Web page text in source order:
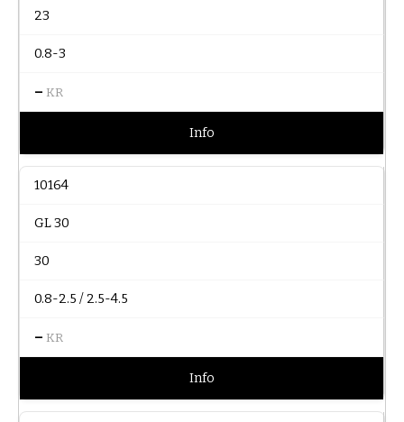
23
0.8-3
– KR
Info
10164
GL 30
30
0.8-2.5 / 2.5-4.5
– KR
Info